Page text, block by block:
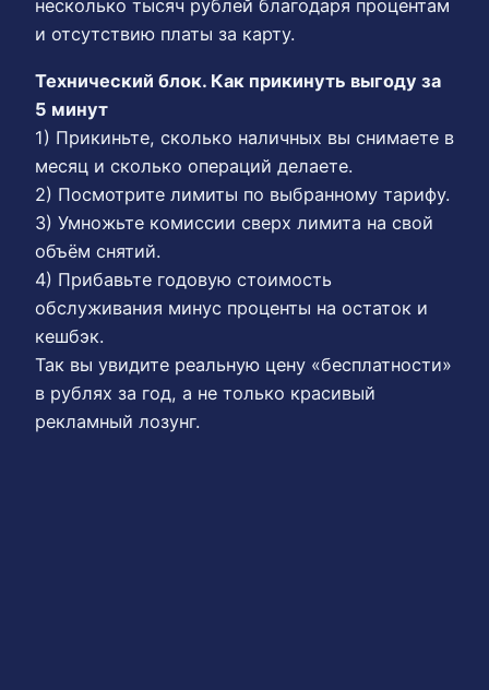
несколько тысяч рублей благодаря процентам
и отсутствию платы за карту.
Технический блок. Как прикинуть выгоду за
5 минут
1) Прикиньте, сколько наличных вы снимаете в
месяц и сколько операций делаете.
2) Посмотрите лимиты по выбранному тарифу.
3) Умножьте комиссии сверх лимита на свой
объём снятий.
4) Прибавьте годовую стоимость
обслуживания минус проценты на остаток и
кешбэк.
Так вы увидите реальную цену «бесплатности»
в рублях за год, а не только красивый
рекламный лозунг.